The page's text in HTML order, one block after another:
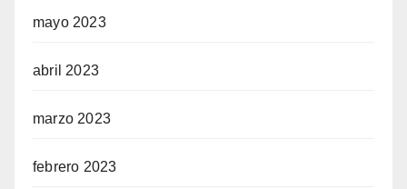
mayo 2023
abril 2023
marzo 2023
febrero 2023